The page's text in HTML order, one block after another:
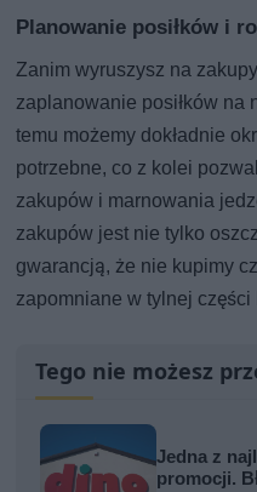
Planowanie posiłków i
Zanim wyruszysz na
zaplanowanie posiłków na
temu możemy dokładnie
potrzebne, co z kolei
zakupów i marnowania
zakupów jest nie tylko
gwarancją, że nie kupimy
zapomniane w tylnej części
Tego nie możesz
Jedna z
promocji.